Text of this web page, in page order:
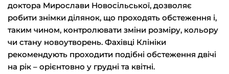
доктора Мирослави Новосільської, дозволяє
робити знімки ділянок, що проходять обстеження і,
таким чином, контролювати зміни розміру, кольору
чи стану новоутворень. Фахівці Клініки
рекомендують проходити подібні обстеження двічі
на рік – орієнтовно у грудні та квітні.